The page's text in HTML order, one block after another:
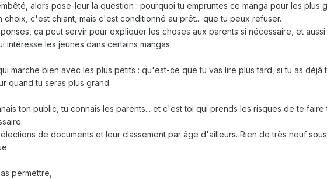
alors pose-leur la question : pourquoi tu empruntes ce manga pour les plus
choix, c'est chiant, mais c'est conditionné au prêt... que tu peux refuser.
ça peut servir pour expliquer les choses aux parents si nécessaire, et aussi
intéresse les jeunes dans certains mangas.
marche bien avec les plus petits : qu'est-ce que tu vas lire plus tard, si tu as déjà
quand tu seras plus grand.
ton public, tu connais les parents... et c'est toi qui prends les risques de te faire
de documents et leur classement par âge d'ailleurs. Rien de très neuf
permettre,